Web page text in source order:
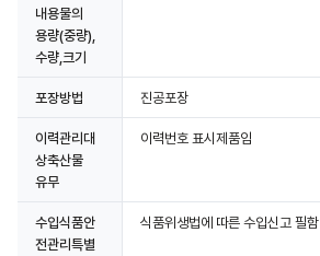
내용물의
용량(중량),
수량,크기
포장방법 진공포장
이력관리대
상축산물
유무
이력번호 표시제품임
수입식품안
전관리특별
식품위생법에 따른 수입신고 필함